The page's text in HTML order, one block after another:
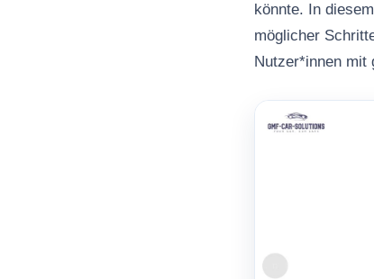
könnte. In
möglicher
Nutzer*innen mit